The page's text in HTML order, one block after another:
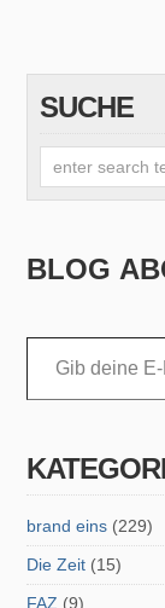
SUCHE
BLOG
Gib deine E-Mail-Adresse ein ...
brand eins (229)
Die Zeit (15)
FAZ (9)